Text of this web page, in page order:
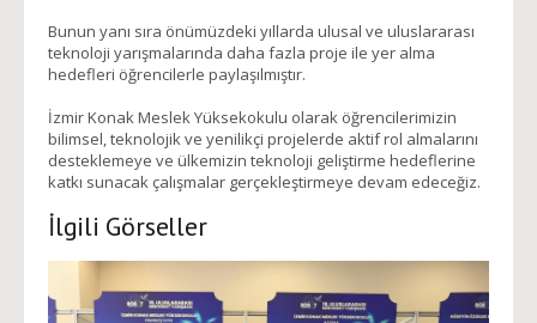
Bunun yanı sıra önümüzdeki yıllarda ulusal ve uluslararası
teknoloji yarışmalarında daha fazla proje ile yer alma
hedefleri öğrencilerle paylaşılmıştır.
İzmir Konak Meslek Yüksekokulu olarak öğrencilerimizin
bilimsel, teknolojik ve yenilikçi projelerde aktif rol almalarını
desteklemeye ve ülkemizin teknoloji geliştirme hedeflerine
katkı sunacak çalışmalar gerçekleştirmeye devam edeceğiz.
İlgili Görseller